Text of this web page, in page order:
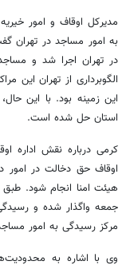
مدیرکل اوقاف و امور
به امور مساجد در تهران
در تهران اجرا شد و
الگوبرداری از تهران این
استان حل شده است.
کرمی درباره نقش اداره
اوقاف حق دخالت در امور
هیئت امنا انجام شود.
جمعه واگذار شده و
مرکز رسیدگی به امور
وی با اشاره به